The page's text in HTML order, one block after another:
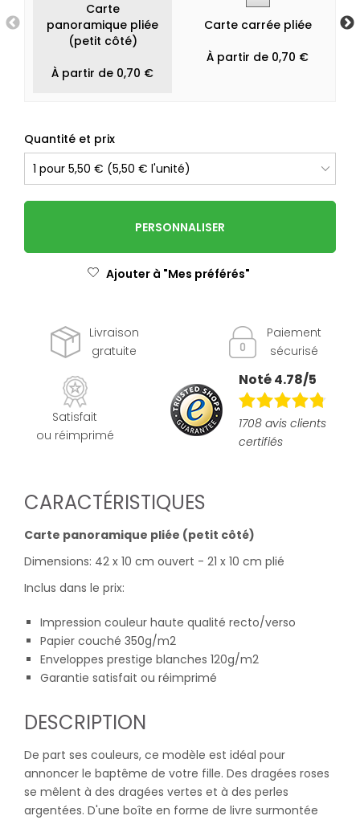
Carte
panoramique pliée
(petit côté)
À partir de 0,70 €
Carte carrée pliée
À partir de 0,70 €
Quantité et prix
PERSONNALISER
Ajouter à "Mes préférés"
Livraison
gratuite
Paiement
sécurisé
Satisfait
ou réimprimé
Noté 4.78/5
1708 avis clients
certifiés
CARACTÉRISTIQUES
Carte panoramique pliée (petit côté)
Dimensions: 42 x 10 cm ouvert - 21 x 10 cm plié
Inclus dans le prix:
Impression couleur haute qualité recto/verso
Papier couché 350g/m2
Enveloppes prestige blanches 120g/m2
Garantie satisfait ou réimprimé
DESCRIPTION
De part ses couleurs, ce modèle est idéal pour
annoncer le baptême de votre fille. Des dragées roses
se mêlent à des dragées vertes et à des perles
argentées. D'une boîte en forme de livre surmontée